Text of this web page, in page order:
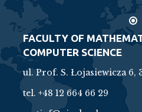
FACULTY OF
COMPUTER SCIENCE
ul. Prof. S. Łojasiewicza 6,
tel. +48 12 664 66 29